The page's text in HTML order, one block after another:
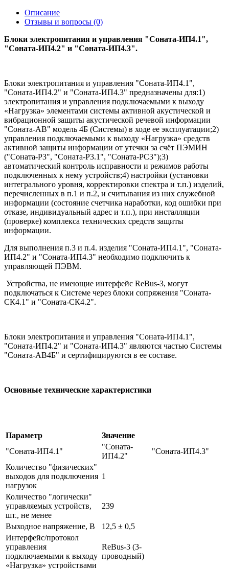
Описание
Отзывы и вопросы (0)
Блоки электропитания и управления "Соната-ИП4.1",
"Соната-ИП4.2" и "Соната-ИП4.3".
Блоки электропитания и управления "Соната-ИП4.1",
"Соната-ИП4.2" и "Соната-ИП4.3" предназначены для:1)
электропитания и управления подключаемыми к выходу
«Нагрузка» элементами системы активной акустической и
вибрационной защиты акустической речевой информации
"Соната-АВ" модель 4Б (Системы) в ходе ее эксплуатации;2)
управления подключаемыми к выходу «Нагрузка» средств
активной защиты информации от утечки за счёт ПЭМИН
("Соната-Р3", "Соната-Р3.1", "Соната-РС3");3)
автоматический контроль исправности и режимов работы
подключенных к нему устройств;4) настройки (установки
интегрального уровня, корректировки спектра и т.п.) изделий,
перечисленных в п.1 и п.2, и считывания из них служебной
информации (состояние счетчика наработки, код ошибки при
отказе, индивидуальный адрес и т.п.), при инсталляции
(проверке) комплекса технических средств защиты
информации.
Для выполнения п.3 и п.4. изделия "Соната-ИП4.1", "Соната-
ИП4.2" и "Соната-ИП4.3" необходимо подключить к
управляющей ПЭВМ.
Устройства, не имеющие интерфейс ReBus-3, могут
подключаться к Системе через блоки сопряжения "Соната-
СК4.1" и "Соната-СК4.2".
Блоки электропитания и управления "Соната-ИП4.1",
"Соната-ИП4.2" и "Соната-ИП4.3" являются частью Системы
"Соната-АВ4Б" и сертифицируются в ее составе.
Основные технические характеристики
Параметр
Значение
"Соната-ИП4.1"
"Соната-
ИП4.2"
"Соната-ИП4.3"
Количество "физических"
выходов для подключения
нагрузок
1
Количество "логически"
управляемых устройств,
шт., не менее
239
Выходное напряжение, В
12,5 ± 0,5
Интерфейс/протокол
управления
подключаемыми к выходу
«Нагрузка» устройствами
ReBus-3 (3-
проводный)